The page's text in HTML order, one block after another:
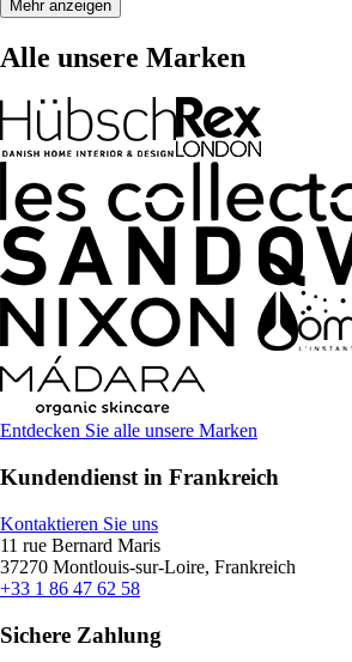
Mehr anzeigen
Alle unsere Marken
Entdecken Sie alle unsere Marken
Kundendienst in Frankreich
Kontaktieren Sie uns
11 rue Bernard Maris
37270 Montlouis-sur-Loire, Frankreich
+33 1 86 47 62 58
Sichere Zahlung